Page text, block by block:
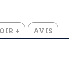
+ AVIS